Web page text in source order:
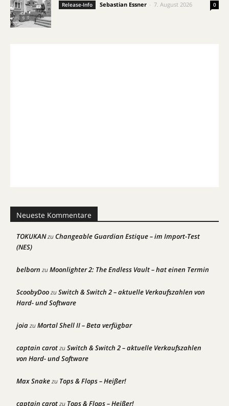
Release-Info Sebastian Essner 7. August 2026 0
Neueste Kommentare
TOKUKANzuChangeable Guardian Estique – im Import-Test
(NES)
belborn zuMoonlighter 2: The Endless Vault – hat einen Termin
ScoobyDoozuSwitch & Switch 2 – aktuelle Verkaufszahlen von
Hard- und Software
joiazuMortal Shell II – Beta verfügbar
captain carotzuSwitch & Switch 2 – aktuelle Verkaufszahlen
von Hard- und Software
Max Snakezu Tops & Flops – Heißer!
captain carotzu Tops & Flops – Heißer!